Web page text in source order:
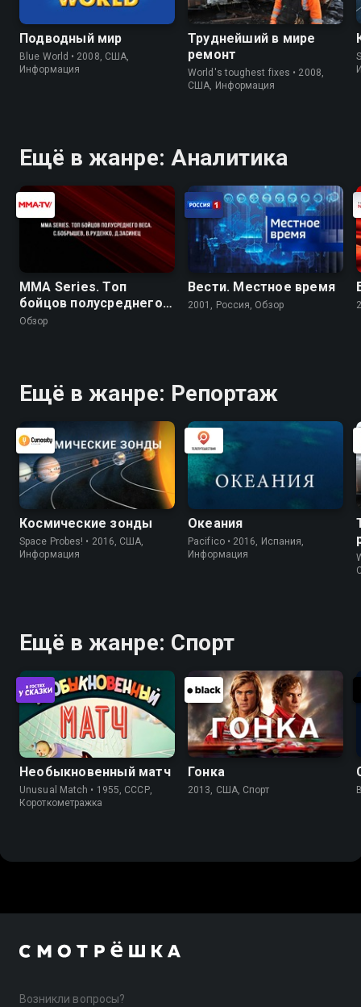
Подводный мир
Blue World • 2008, США,
Информация
Труднейший в мире
ремонт
World's toughest fixes • 2008,
США, Информация
Ещё в жанре: Аналитика
MMA Series. Топ
бойцов полусреднего
веса. С.Бобрышев,
Обзор
Вести. Местное время
2001, Россия, Обзор
Ещё в жанре: Репортаж
Космические зонды
Space Probes! • 2016, США,
Информация
Океания
Pacifico • 2016, Испания,
Информация
Ещё в жанре: Спорт
Необыкновенный матч
Unusual Match • 1955, СССР,
Короткометражка
Гонка
2013, США, Спорт
Возникли вопросы?